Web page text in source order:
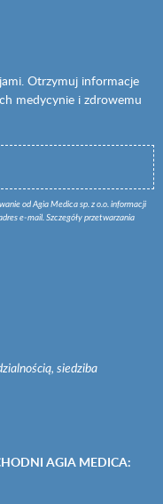
Otrzymuj informacje
medycynie i zdrowemu
od Agia Medica sp. z o.o. informacji
e-mail. Szczegóły przetwarzania
siedziba
AGIA MEDICA: